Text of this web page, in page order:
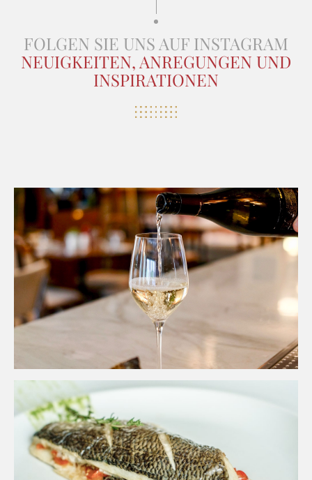
FOLGEN SIE UNS AUF INSTAGRAM
NEUIGKEITEN, ANREGUNGEN UND
INSPIRATIONEN